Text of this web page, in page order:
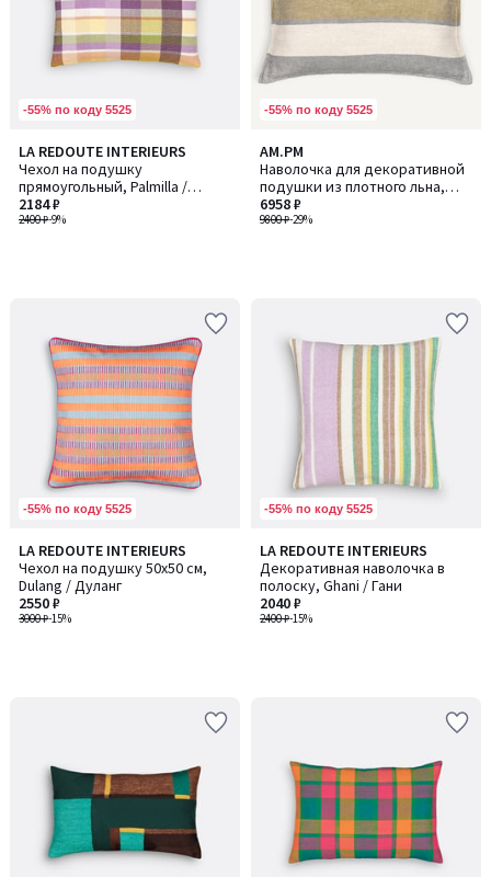
-55% по коду 5525
LA REDOUTE INTERIEURS
Чехол на подушку
прямоугольный, Palmilla /
Палмилла
2400 ₽-9%
2184 ₽
-55% по коду 5525
AM.PM
Наволочка для декоративной
подушки из плотного льна,
Cirrus / Сиррус
9800 ₽-29%
6958 ₽
-55% по коду 5525
LA REDOUTE INTERIEURS
Чехол на подушку 50x50 см,
Dulang / Дуланг
3000 ₽-15%
2550 ₽
-55% по коду 5525
LA REDOUTE INTERIEURS
Декоративная наволочка в
полоску, Ghani / Гани
2400 ₽-15%
2040 ₽